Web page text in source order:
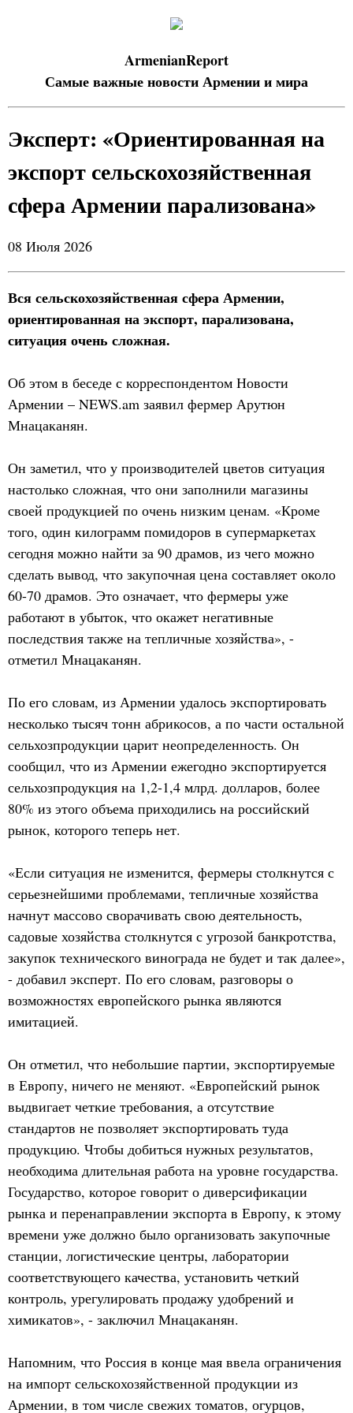
ArmenianReport
Самые важные новости Армении и мира
Эксперт: «Ориентированная на
экспорт сельскохозяйственная
сфера Армении парализована»
08 Июля 2026
Вся сельскохозяйственная сфера Армении,
ориентированная на экспорт, парализована,
ситуация очень сложная.
Об этом в беседе с корреспондентом Новости
Армении – NEWS.am заявил фермер Арутюн
Мнацаканян.
Он заметил, что у производителей цветов ситуация
настолько сложная, что они заполнили магазины
своей продукцией по очень низким ценам. «Кроме
того, один килограмм помидоров в супермаркетах
сегодня можно найти за 90 драмов, из чего можно
сделать вывод, что закупочная цена составляет около
60-70 драмов. Это означает, что фермеры уже
работают в убыток, что окажет негативные
последствия также на тепличные хозяйства», -
отметил Мнацаканян.
По его словам, из Армении удалось экспортировать
несколько тысяч тонн абрикосов, а по части остальной
сельхозпродукции царит неопределенность. Он
сообщил, что из Армении ежегодно экспортируется
сельхозпродукция на 1,2-1,4 млрд. долларов, более
80% из этого объема приходились на российский
рынок, которого теперь нет.
«Если ситуация не изменится, фермеры столкнутся с
серьезнейшими проблемами, тепличные хозяйства
начнут массово сворачивать свою деятельность,
садовые хозяйства столкнутся с угрозой банкротства,
закупок технического винограда не будет и так далее»,
- добавил эксперт. По его словам, разговоры о
возможностях европейского рынка являются
имитацией.
Он отметил, что небольшие партии, экспортируемые
в Европу, ничего не меняют. «Европейский рынок
выдвигает четкие требования, а отсутствие
стандартов не позволяет экспортировать туда
продукцию. Чтобы добиться нужных результатов,
необходима длительная работа на уровне государства.
Государство, которое говорит о диверсификации
рынка и перенаправлении экспорта в Европу, к этому
времени уже должно было организовать закупочные
станции, логистические центры, лаборатории
соответствующего качества, установить четкий
контроль, урегулировать продажу удобрений и
химикатов», - заключил Мнацаканян.
Напомним, что Россия в конце мая ввела ограничения
на импорт сельскохозяйственной продукции из
Армении, в том числе свежих томатов, огурцов,